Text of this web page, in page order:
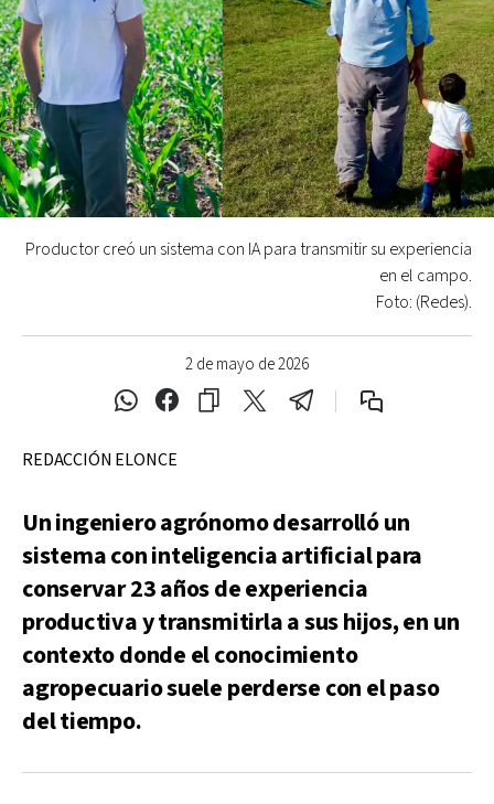
2 de mayo de 2026
Productor creó un sistema con IA para transmitir su experiencia
en el campo.
Foto: (Redes).
REDACCIÓN ELONCE
Un ingeniero agrónomo desarrolló un
sistema con inteligencia artificial para
conservar 23 años de experiencia
productiva y transmitirla a sus hijos, en un
contexto donde el conocimiento
agropecuario suele perderse con el paso
del tiempo.